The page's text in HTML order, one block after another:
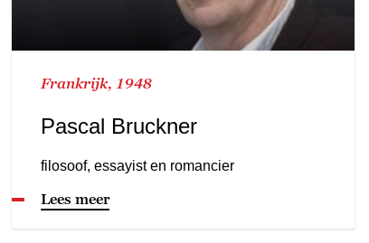
Frankrijk, 1948
Pascal Bruckner
filosoof, essayist en romancier
Lees meer